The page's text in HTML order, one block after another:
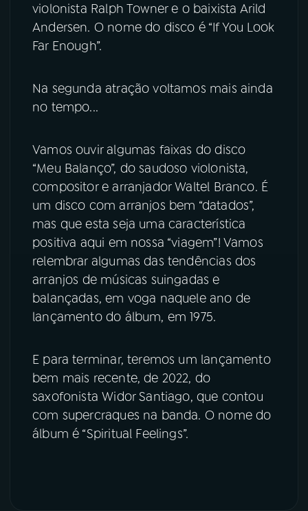
violonista Ralph Towner e o baixista Arild
Andersen. O nome do disco é “If You Look
Far Enough”.
Na segunda atração voltamos mais ainda
no tempo...
Vamos ouvir algumas faixas do disco
“Meu Balanço”, do saudoso violonista,
compositor e arranjador Waltel Branco. É
um disco com arranjos bem “datados”,
mas que esta seja uma característica
positiva aqui em nossa “viagem”! Vamos
relembrar algumas das tendências dos
arranjos de músicas suingadas e
balançadas, em voga naquele ano de
lançamento do álbum, em 1975.
E para terminar, teremos um lançamento
bem mais recente, de 2022, do
saxofonista Widor Santiago, que contou
com supercraques na banda. O nome do
álbum é “Spiritual Feelings”.